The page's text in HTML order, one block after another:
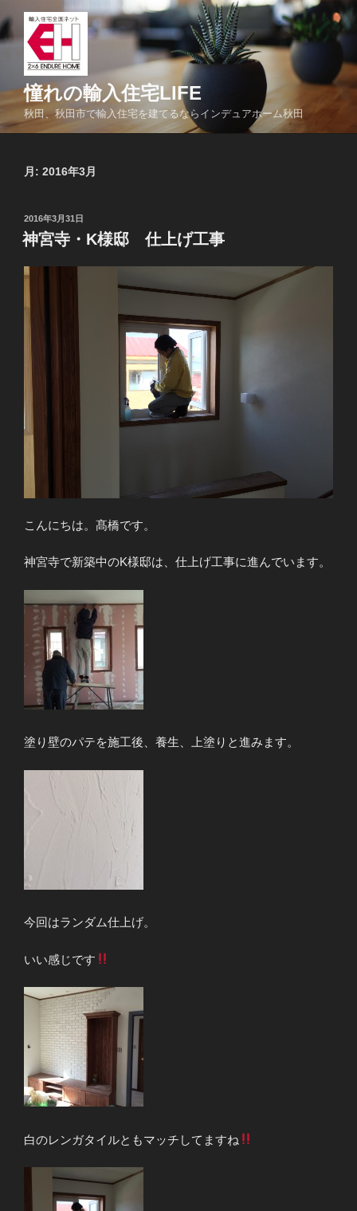
ン
テ
へ
ス
憧れの輸入住宅LIFE
秋田、秋田市で輸入住宅を建てるならインデュアホーム秋田
月: 2016年3月
投
稿
日:
2016年3月31日
神宮寺・K様邸 仕上げ工事
こんにちは。髙橋です。
神宮寺で新築中のK様邸は、仕上げ工事に進んでいます。
塗り壁のパテを施工後、養生、上塗りと進みます。
今回はランダム仕上げ。
いい感じです
白のレンガタイルともマッチしてますね